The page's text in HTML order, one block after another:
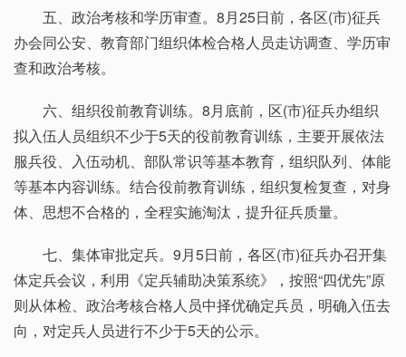
五、政治考核和学历审查。8月25日前，各区(市)征兵
办会同公安、教育部门组织体检合格人员走访调查、学历审
查和政治考核。
六、组织役前教育训练。8月底前，区(市)征兵办组织
拟入伍人员组织不少于5天的役前教育训练，主要开展依法
服兵役、入伍动机、部队常识等基本教育，组织队列、体能
等基本内容训练。结合役前教育训练，组织复检复查，对身
体、思想不合格的，全程实施淘汰，提升征兵质量。
七、集体审批定兵。9月5日前，各区(市)征兵办召开集
体定兵会议，利用《定兵辅助决策系统》，按照“四优先”原
则从体检、政治考核合格人员中择优确定兵员，明确入伍去
向，对定兵人员进行不少于5天的公示。